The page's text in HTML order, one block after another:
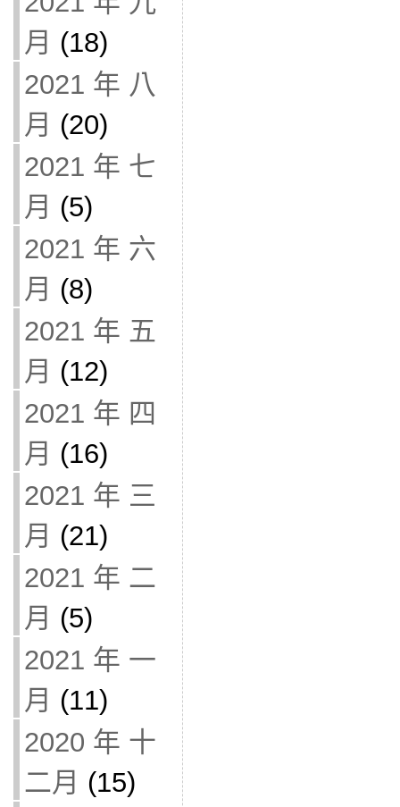
月 (18)
2021 年 八
月 (20)
2021 年 七
月 (5)
2021 年 六
月 (8)
2021 年 五
月 (12)
2021 年 四
月 (16)
2021 年 三
月 (21)
2021 年 二
月 (5)
2021 年 一
月 (11)
2020 年 十
二月 (15)